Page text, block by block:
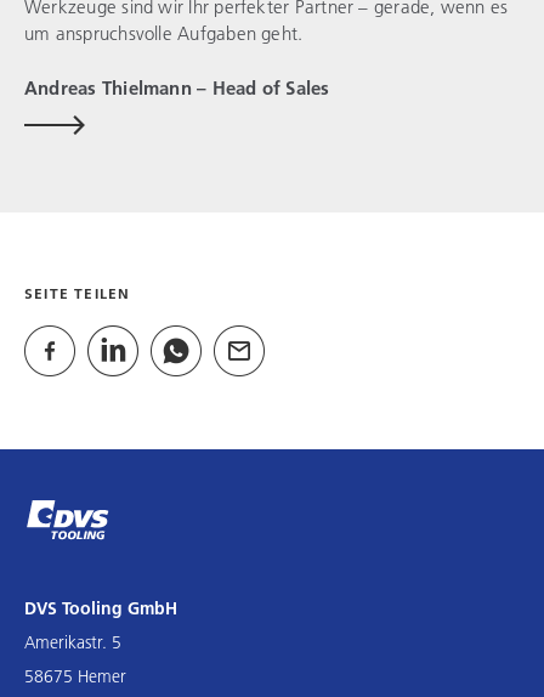
Werkzeuge sind wir Ihr perfekter Partner – gerade, wenn es
um anspruchsvolle Aufgaben geht.
Andreas Thielmann – Head of Sales
SEITE TEILEN
DVS Tooling GmbH
Amerikastr. 5
58675 Hemer